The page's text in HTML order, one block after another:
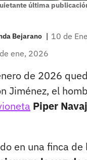
última
Bejarano | 10 de
ene, 2026
de 2026
Jiménez, el
Piper
en una finca